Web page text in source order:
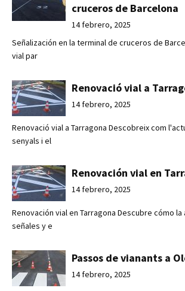
cruceros de Barcelona
14 febrero, 2025
Señalización en la terminal de cruceros de
vial par
Renovació vial a
14 febrero, 2025
Renovació vial a Tarragona Descobreix com
senyals i el
Renovación vial en
14 febrero, 2025
Renovación vial en Tarragona Descubre cómo
señales y e
Passos de vianants a
14 febrero, 2025